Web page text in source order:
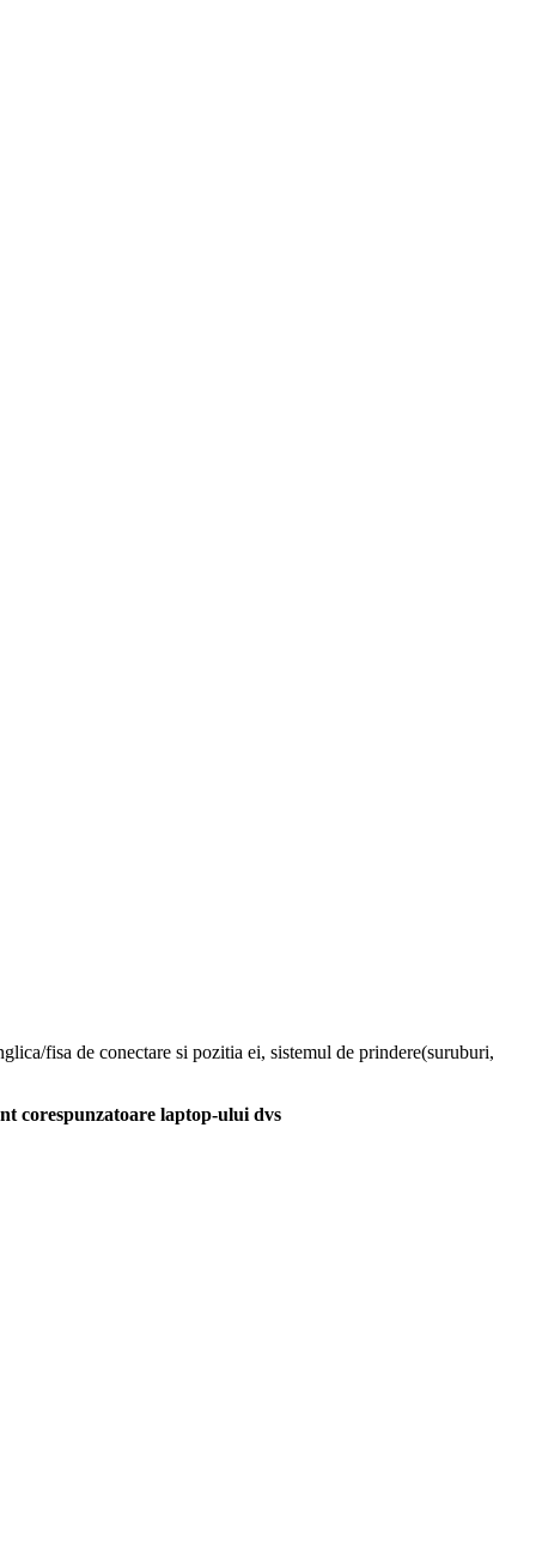
fisa de conectare si pozitia ei, sistemul de prindere(suruburi,
corespunzatoare laptop-ului dvs